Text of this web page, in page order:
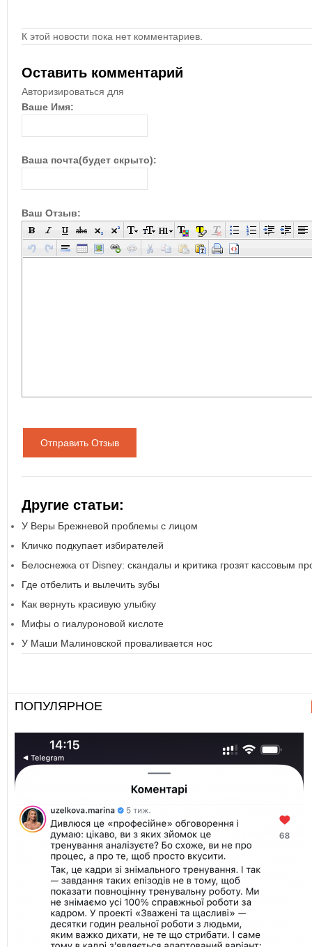
К этой новости пока нет комментариев.
Оставить комментарий
Авторизироваться для
Ваше Имя:
Ваша почта(будет скрыто):
Ваш Отзыв:
Отправить Отзыв
Другие статьи:
У Веры Брежневой проблемы с лицом
Кличко подкупает избирателей
Белоснежка от Disney: скандалы и критика грозят кассовым
Где отбелить и вылечить зубы
Как вернуть красивую улыбку
Мифы о гиалуроновой кислоте
У Маши Малиновской проваливается нос
ПОПУЛЯРНОЕ